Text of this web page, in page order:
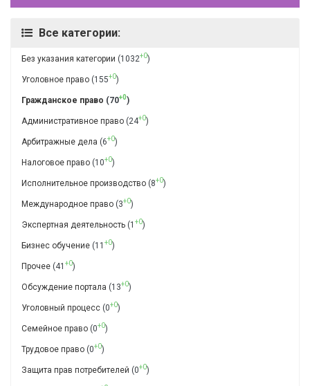
Все категории:
Без указания категории (1032+0)
Уголовное право (155+0)
Гражданское право (70+0)
Административное право (24+0)
Арбитражные дела (6+0)
Налоговое право (10+0)
Исполнительное производство (8+0)
Международное право (3+0)
Экспертная деятельность (1 +0)
Бизнес обучение (11 +0)
Прочее (41 +0)
Обсуждение портала (13+0)
Уголовный процесс (0+0)
Семейное право (0+0)
Трудовое право (0+0)
Защита прав потребителей (0+0)